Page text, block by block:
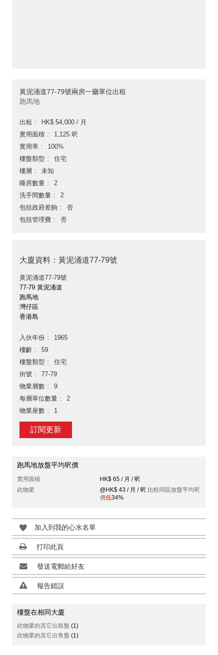
黃泥涌道77-79號兩房一廳單位出租
跑馬地
出租
HK$ 54,000 / 月
實用面積
1,125 呎
實用率
100%
樓盤類型
住宅
樓層
未知
睡房數量
2
洗手間數量
2
包括政府差餉
否
包括管理費
否
大廈資料：黃泥涌道77-79號
黃泥涌道77-79號
77-79 黃泥涌道
跑馬地
灣仔區
香港島
入伙年份
1965
樓齡
59
樓盤類型
住宅
街號
77-79
物業層數
9
每層單位數量
2
物業座數
1
訂閱更新
跑馬地放盤平均呎價
實用面積
HK$ 65 / 月 / 呎
此物業
@HK$ 43 / 月 / 呎 比較同區放盤平均呎
價低34%
加入到我的心水名單
打印此頁
發送電郵給好友
報告錯誤
樓盤在相同大廈
此物業的其它出租盤 (1)
此物業的其它出售盤 (1)